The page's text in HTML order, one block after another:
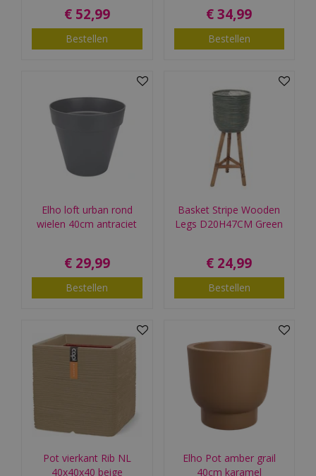
€ 52,99
Bestellen
€ 34,99
Bestellen
Elho loft urban rond
wielen 40cm antraciet
€ 29,99
Bestellen
Basket Stripe Wooden
Legs D20H47CM Green
€ 24,99
Bestellen
Pot vierkant Rib NL
40x40x40 beige
Elho Pot amber grail
40cm karamel